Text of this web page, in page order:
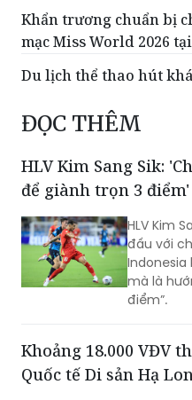
Khẩn trương chuẩn bị
mạc Miss World 2026
Du lịch thể thao hút
ĐỌC THÊM
HLV Kim Sang Sik:
để giành trọn 3 điểm'
HLV Kim
đấu với
Indonesia
mà là
điểm”.
Khoảng 18.000 VĐV
Quốc tế Di sản Hạ